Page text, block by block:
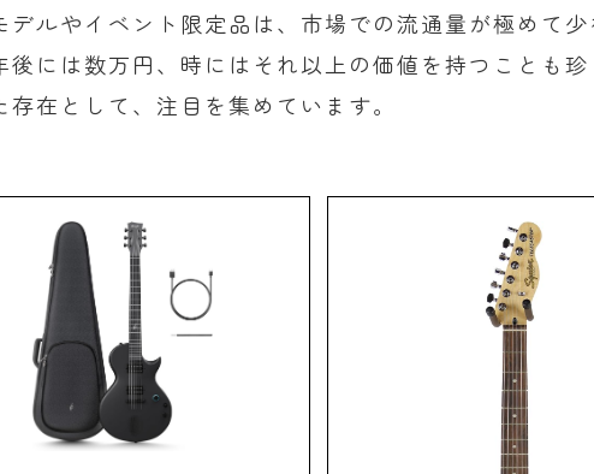
ルやイベント限定品は、市場での流通量が極めて
には数万円、時にはそれ以上の価値を持つことも
在として、注目を集めています。